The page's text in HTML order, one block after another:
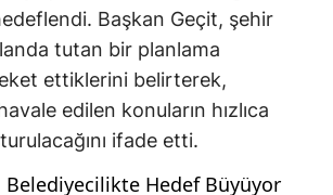
Başkan Geçit, şehir
tutan bir planlama
ettiklerini belirterek,
edilen konuların hızlıca
ifade etti.
Belediyecilikte Hedef Büyüyor